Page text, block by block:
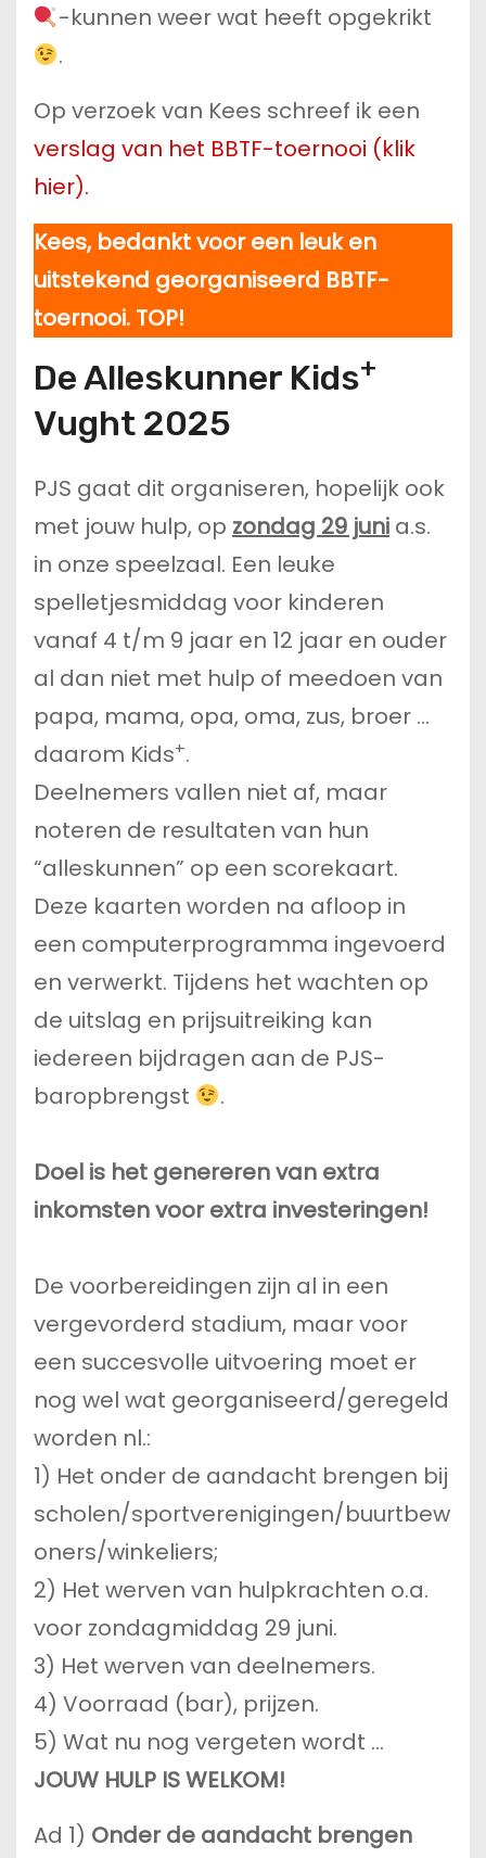
-kunnen weer wat heeft opgekrikt
.
Op verzoek van Kees schreef ik een
verslag van het BBTF-toernooi (klik
hier).
Kees, bedankt voor een leuk en
uitstekend georganiseerd BBTF-
toernooi. TOP!
De Alleskunner Kids+
Vught 2025
PJS gaat dit organiseren, hopelijk ook
met jouw hulp, op zondag 29 juni a.s.
in onze speelzaal. Een leuke
spelletjesmiddag voor kinderen
vanaf 4 t/m 9 jaar en 12 jaar en ouder
al dan niet met hulp of meedoen van
papa, mama, opa, oma, zus, broer …
daarom Kids+.
Deelnemers vallen niet af, maar
noteren de resultaten van hun
“alleskunnen” op een scorekaart.
Deze kaarten worden na afloop in
een computerprogramma ingevoerd
en verwerkt. Tijdens het wachten op
de uitslag en prijsuitreiking kan
iedereen bijdragen aan de PJS-
baropbrengst
.
Doel is het genereren van extra
inkomsten voor extra investeringen!
De voorbereidingen zijn al in een
vergevorderd stadium, maar voor
een succesvolle uitvoering moet er
nog wel wat georganiseerd/geregeld
worden nl.:
1) Het onder de aandacht brengen bij
scholen/sportverenigingen/buurtbew
oners/winkeliers;
2) Het werven van hulpkrachten o.a.
voor zondagmiddag 29 juni.
3) Het werven van deelnemers.
4) Voorraad (bar), prijzen.
5) Wat nu nog vergeten wordt …
JOUW HULP IS WELKOM!
Ad 1) Onder de aandacht brengen